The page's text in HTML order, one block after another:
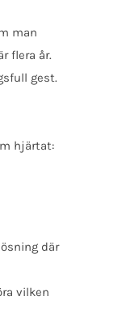
man
flera år.
gest.
hjärtat:
där
vilken